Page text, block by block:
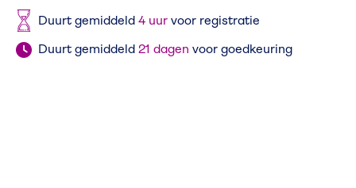
Duurt gemiddeld 4 uur voor registratie
Duurt gemiddeld 21 dagen voor goedkeuring